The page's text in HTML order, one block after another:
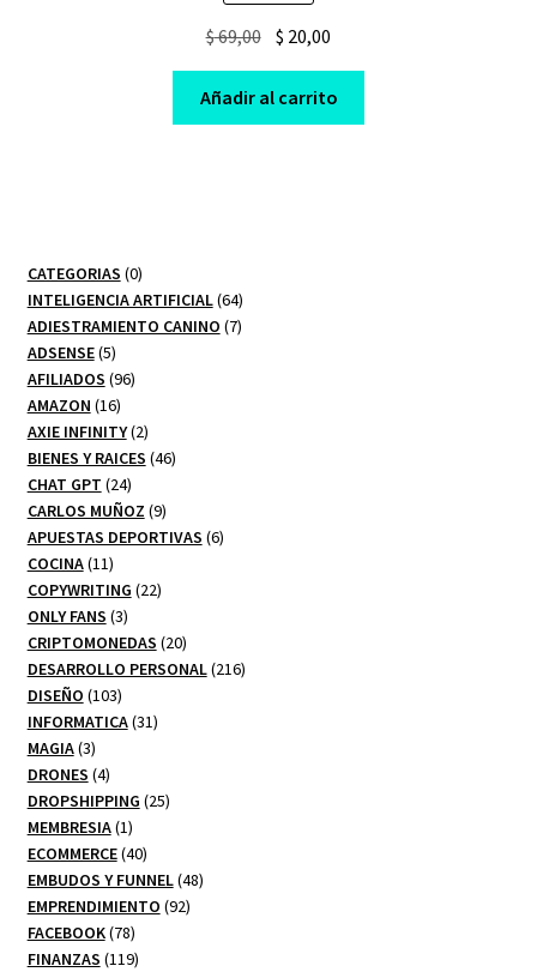
$69,00 Original
price
was:
$ 69,00.
$ 20,00
price
is:
$ 20,00.
Añadir al carrito
CATEGORIAS 00
productos
INTELIGENCIA ARTIFICIAL 6464
productos
ADIESTRAMIENTO CANINO 77
ADSENSE 55
productos
AFILIADOS 9696
AMAZON 1616
productos
AXIE INFINITY 22
productos
BIENES Y RAICES 4646
CHAT GPT 2424
productos
CARLOS MUÑOZ 99
productos
APUESTAS DEPORTIVAS 66
COCINA 1111
productos
COPYWRITING 2222
ONLY FANS 33
productos
CRIPTOMONEDAS 2020
productos
DESARROLLO PERSONAL 216216
DISEÑO 103103
productos
INFORMATICA 3131
MAGIA 33
productos
DRONES 44
productos
DROPSHIPPING 2525
MEMBRESIA 11
producto
ECOMMERCE 4040
productos
EMBUDOS Y FUNNEL 4848
EMPRENDIMIENTO 9292
FACEBOOK 7878
productos
FINANZAS 119119